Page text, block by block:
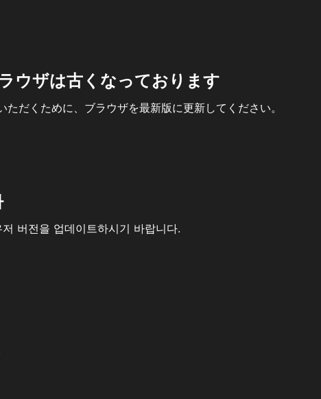
ウザは古くなっております
だくために、ブラウザを最新版に更新してください。
버전을 업데이트하시기 바랍니다.